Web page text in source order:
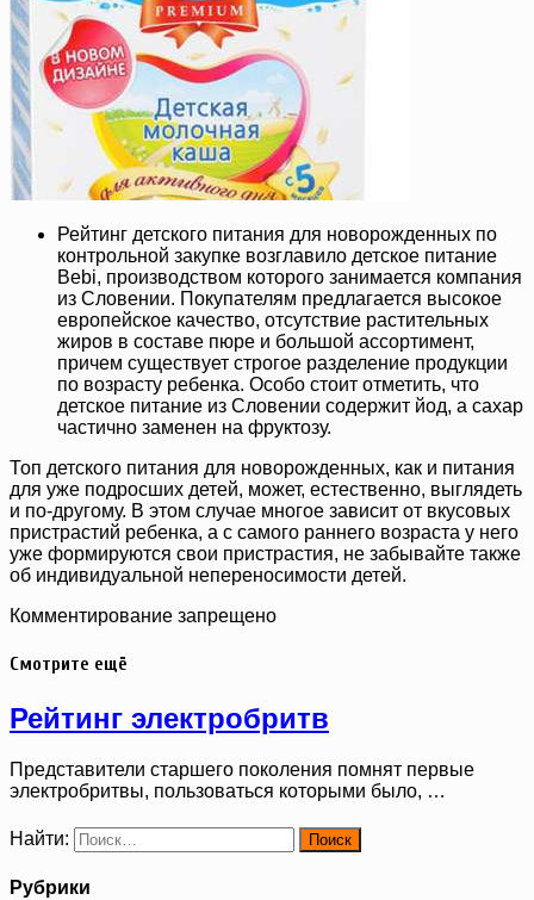
Рейтинг детского питания для новорожденных по
контрольной закупке возглавило детское питание
Bebi, производством которого занимается компания
из Словении. Покупателям предлагается высокое
европейское качество, отсутствие растительных
жиров в составе пюре и большой ассортимент,
причем существует строгое разделение продукции
по возрасту ребенка. Особо стоит отметить, что
детское питание из Словении содержит йод, а сахар
частично заменен на фруктозу.
Топ детского питания для новорожденных, как и питания
для уже подросших детей, может, естественно, выглядеть
и по-другому. В этом случае многое зависит от вкусовых
пристрастий ребенка, а с самого раннего возраста у него
уже формируются свои пристрастия, не забывайте также
об индивидуальной непереносимости детей.
Комментирование запрещено
Смотрите ещё
Рейтинг электробритв
Представители старшего поколения помнят первые
электробритвы, пользоваться которыми было, …
Найти:
Рубрики